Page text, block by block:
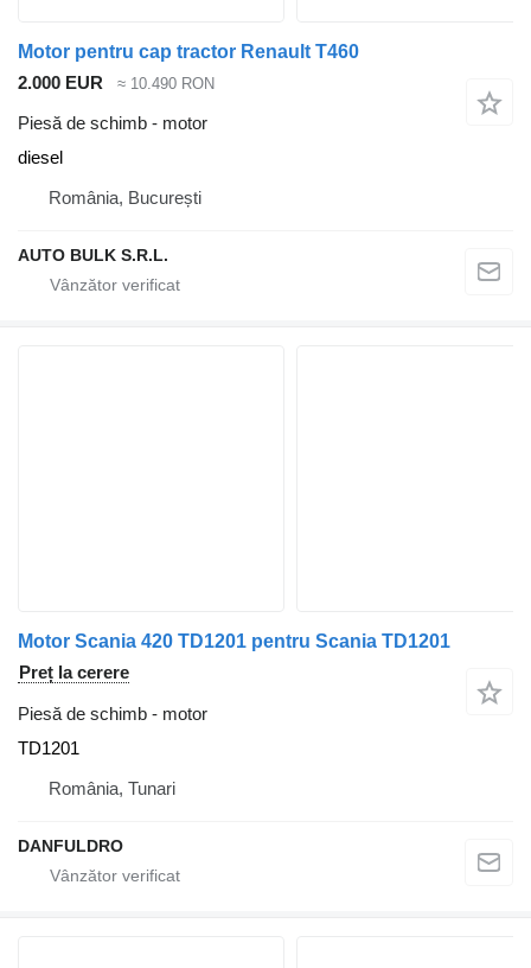
Motor pentru cap tractor Renault T460
2.000 EUR
≈ 10.490 RON
Piesă de schimb - motor
diesel
România, București
AUTO BULK S.R.L.
Motor Scania 420 TD1201 pentru Scania TD1201
Preț la cerere
Piesă de schimb - motor
TD1201
România, Tunari
DANFULDRO